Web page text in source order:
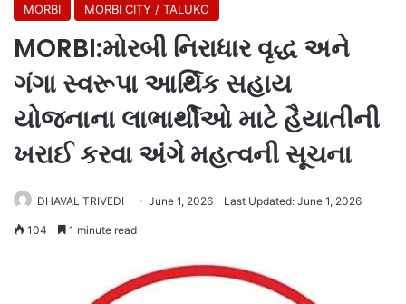
MORBI MORBI CITY / TALUKO
MORBI:મોરબી નિરાધાર વૃદ્ધ અને
ગંગા સ્વરૂપા આર્થિક સહાય
યોજનાના લાભાર્થીઓ માટે હૈયાતીની
ખરાઈ કરવા અંગે મહત્વની સૂચના
DHAVAL TRIVEDI June 1, 2026 Last Updated: June 1, 2026
104 1 minute read